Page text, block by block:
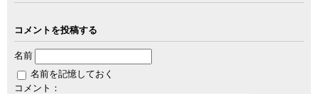
コメントを投稿する
名前
名前を記憶しておく
コメント：